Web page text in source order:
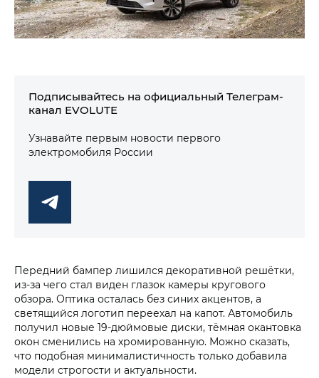
Подписывайтесь на официальный Телеграм-
канал EVOLUTE
Узнавайте первым новости первого
электромобиля России
Передний бампер лишился декоративной решётки,
из-за чего стал виден глазок камеры кругового
обзора. Оптика осталась без синих акцентов, а
светящийся логотип переехал на капот. Автомобиль
получил новые 19-дюймовые диски, тёмная окантовка
окон сменились на хромированную. Можно сказать,
что подобная минималистичность только добавила
модели строгости и актуальности.